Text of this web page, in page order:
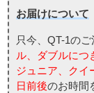
お届けについて
只今、QT-1の
ル、ダブルにつ
ジュニア、クイ
日前後のお時間